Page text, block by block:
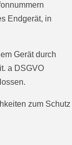
Endgerät, in
Gerät durch
a DSGVO
zum Schutz